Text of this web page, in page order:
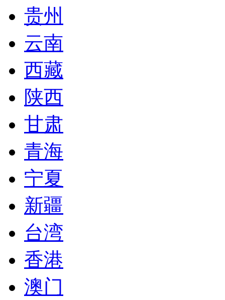
贵州
云南
西藏
陕西
甘肃
青海
宁夏
新疆
台湾
香港
澳门